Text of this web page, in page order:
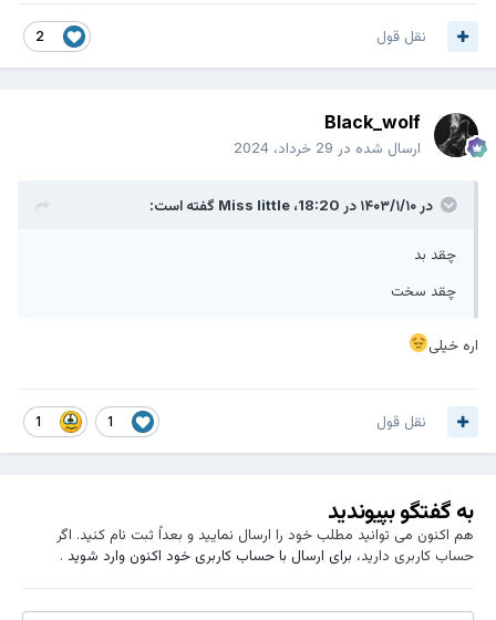
2 نقل قول
Black_wolf
ارسال شده در 29 خرداد، 2024
در ۱۴۰۳/۱/۱۰ در 18:20، Miss littleگفته است:
چقد بد
چقد سخت
اره خیلی
نقل قول
به گفتگو بپیوندید
هم اکنون می توانید مطلب خود را ارسال نمایید و بعداً ثبت نام کنید. اگر
حساب کاربری دارید، برای ارسال با حساب کاربری خود اکنون وارد شوید.